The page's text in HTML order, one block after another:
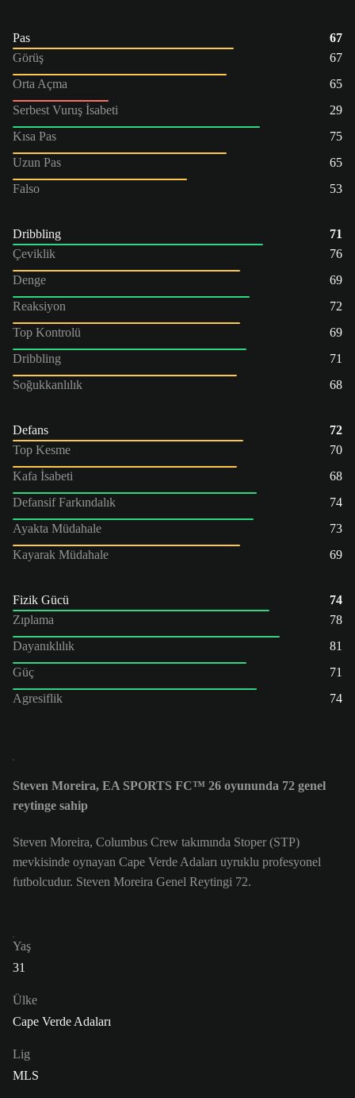
Pas
67
Görüş
67
Orta Açma
65
Serbest Vuruş İsabeti
29
Kısa Pas
75
Uzun Pas
65
Falso
53
Dribbling
71
Çeviklik
76
Denge
69
Reaksiyon
72
Top Kontrolü
69
Dribbling
71
Soğukkanlılık
68
Defans
72
Top Kesme
70
Kafa İsabeti
68
Defansif Farkındalık
74
Ayakta Müdahale
73
Kayarak Müdahale
69
Fizik Gücü
74
Zıplama
78
Dayanıklılık
81
Güç
71
Agresiflik
74
Steven Moreira, EA SPORTS FC™ 26 oyununda 72 genel
reytinge sahip
Steven Moreira, Columbus Crew takımında Stoper (STP)
mevkisinde oynayan Cape Verde Adaları uyruklu profesyonel
futbolcudur. Steven Moreira Genel Reytingi 72.
Yaş
31
Ülke
Cape Verde Adaları
Lig
MLS